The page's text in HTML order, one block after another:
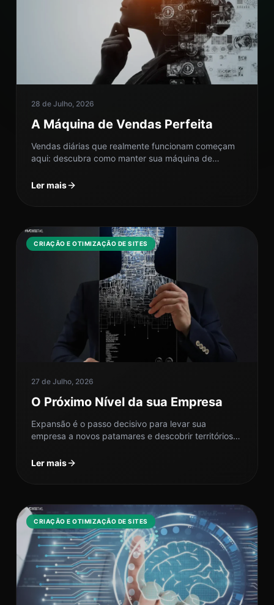
28 de Julho, 2026
A Máquina de Vendas Perfeita
Vendas diárias que realmente funcionam começam
aqui: descubra como manter sua máquina de
Ler mais
CRIAÇÃO E OTIMIZAÇÃO DE SITES
27 de Julho, 2026
O Próximo Nível da sua Empresa
Expansão é o passo decisivo para levar sua
empresa a novos patamares e descobrir territórios
Ler mais
CRIAÇÃO E OTIMIZAÇÃO DE SITES